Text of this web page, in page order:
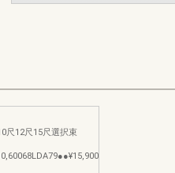
尺12尺15尺選択束